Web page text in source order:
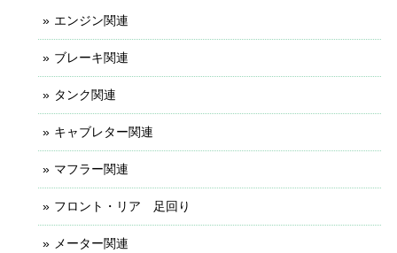
エンジン関連
ブレーキ関連
タンク関連
キャブレター関連
マフラー関連
フロント・リア 足回り
メーター関連